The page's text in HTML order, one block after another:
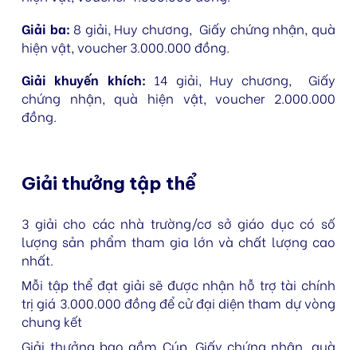
Giải ba: 8 giải, Huy chương, Giấy chứng nhận, quà
hiện vật, voucher 3.000.000 đồng.
Giải khuyến khích: 14 giải, Huy chương,
Giấy
chứng nhận,quà hiện vật, voucher 2.000.000
đồng.
Giải thưởng tập thể
3 giải cho các nhà trường/cơ sở giáo dục có số
lượng sản phẩm tham gia lớn và chất lượng cao
nhất.
Mỗi tập thể đạt giải sẽ được nhận hỗ trợ tài chính
trị giá 3.000.000 đồng để cử đại diện tham dự vòng
chung kết
Giải thưởng bao gồm Cúp, Giấy chứng nhận, quà